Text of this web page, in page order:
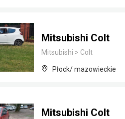
Mitsubishi Colt
Mitsubishi > Colt
Płock/ mazowieckie
Mitsubishi Colt